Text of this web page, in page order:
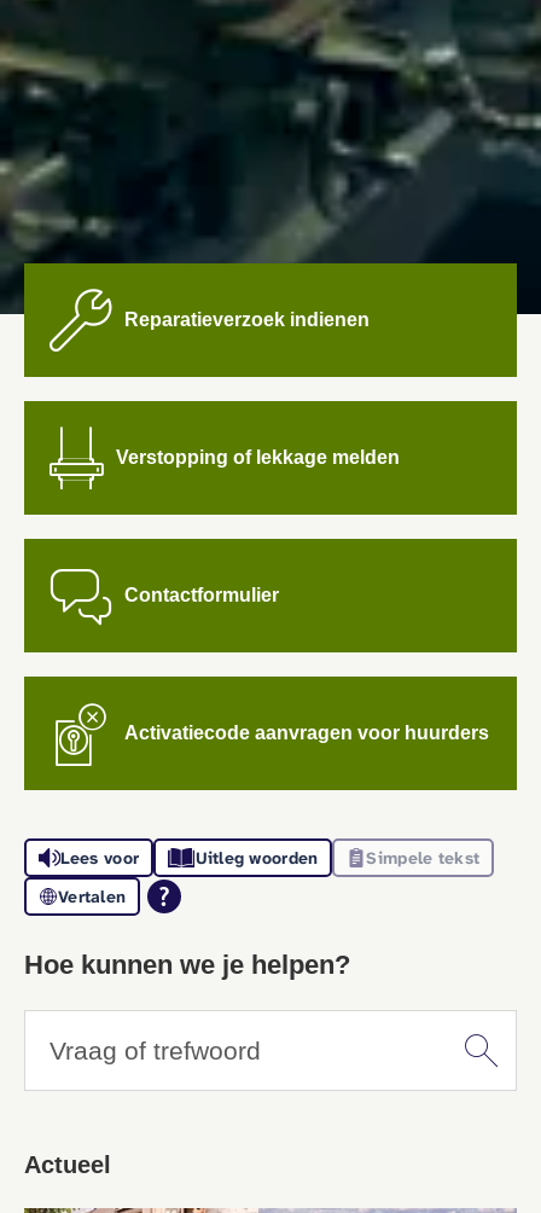
Reparatieverzoek indienen
Verstopping of lekkage melden
 Contactformulier
 Activatiecode aanvragen voor huurders
Lees voor Uitleg woorden
Simpele tekst
Vertalen
Hoe kunnen we je helpen?
Actueel